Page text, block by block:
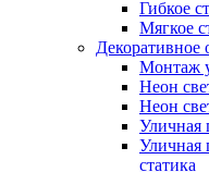
Гибкое
Мягкое
Декоративное
Монтаж
Неон
Неон
Уличная
Уличная
статика